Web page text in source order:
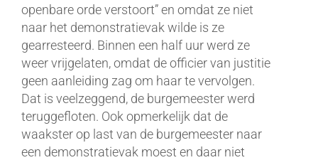
openbare orde verstoort” en omdat ze niet
naar het demonstratievak wilde is ze
gearresteerd. Binnen een half uur werd ze
weer vrijgelaten, omdat de officier van justitie
geen aanleiding zag om haar te vervolgen.
Dat is veelzeggend, de burgemeester werd
teruggefloten. Ook opmerkelijk dat de
waakster op last van de burgemeester naar
een demonstratievak moest en daar niet